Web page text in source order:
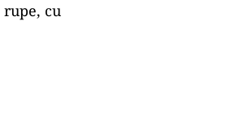
rupe, cu